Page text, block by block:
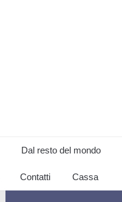
Dal resto del mondo
Contatti Cassa